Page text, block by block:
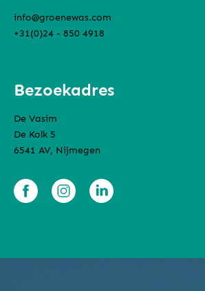
info@groenewas.com
+31(0)24 - 850 4918
Bezoekadres
De Vasim
De Kolk 5
6541 AV, Nijmegen